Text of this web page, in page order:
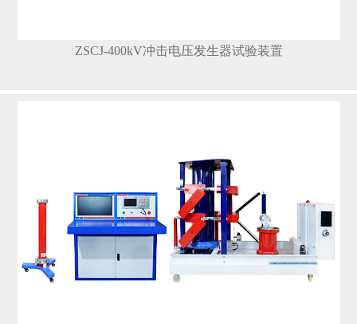
ZSCJ-400kV冲击电压发生器试验装置